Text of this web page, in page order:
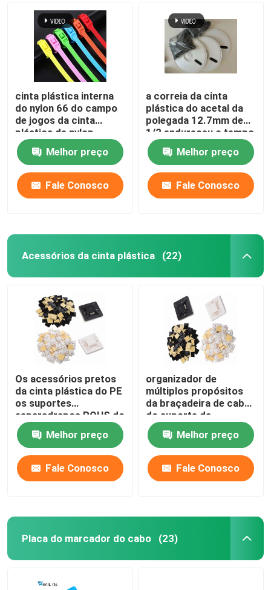
cinta plástica interna
do nylon 66 do campo
de jogos da cinta
plástica de nylon
colorida de 10x400mm
Melhor preço
Fale Conosco
a correia da cinta
plástica do acetal da
polegada 12.7mm de
1/2 endureceu o tempo
resistente
Melhor preço
Fale Conosco
Acessórios da cinta plástica (22)
Os acessórios pretos
da cinta plástica do PE
os suportes
esparadrapos ROHS do
laço do fecho de
correr de 28 x de
28mm aprovaram
Melhor preço
Fale Conosco
organizador de
múltiplos propósitos
da braçadeira de cabo
do suporte da
braçadeira de fio de
3M Self Adhesive Nylon
Melhor preço
Fale Conosco
Placa do marcador do cabo (23)